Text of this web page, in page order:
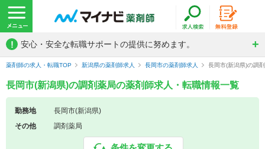
! 安心・安全な転職サポートの提供に努めます。
薬剤師の求人・転職TOP 新潟県の薬剤師求人 長岡市の薬剤師求人 長岡市(新潟県)の調
長岡市(新潟県)の調剤薬局の薬剤師求人・転職情報一覧
勤務地
長岡市(新潟県)
その他
調剤薬局